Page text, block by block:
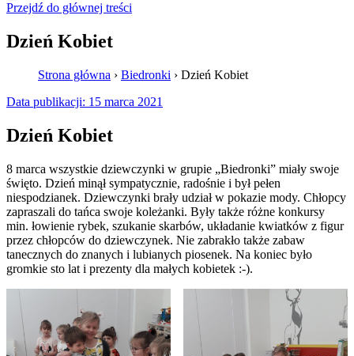
Przejdź do głównej treści
Dzień Kobiet
Strona główna › Biedronki › Dzień Kobiet
Data publikacji: 15 marca 2021
Dzień Kobiet
8 marca wszystkie dziewczynki w grupie „Biedronki” miały swoje
święto. Dzień minął sympatycznie, radośnie i był pełen
niespodzianek. Dziewczynki brały udział w pokazie mody. Chłopcy
zapraszali do tańca swoje koleżanki. Były także różne konkursy
min. łowienie rybek, szukanie skarbów, układanie kwiatków z figur
przez chłopców do dziewczynek. Nie zabrakło także zabaw
tanecznych do znanych i lubianych piosenek. Na koniec było
gromkie sto lat i prezenty dla małych kobietek :-).